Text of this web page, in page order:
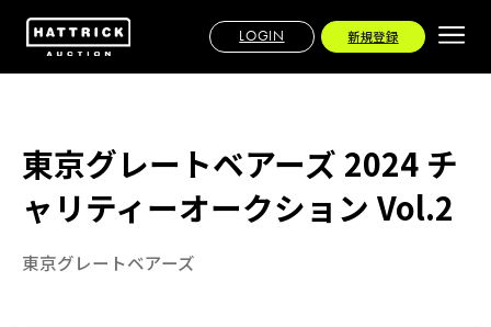
LOGIN 新規登録
東京グレートベアーズ 2024 チ
ャリティーオークション Vol.2
東京グレートベアーズ